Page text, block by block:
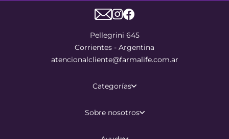
Pellegrini 645
Corrientes - Argentina
atencionalcliente@farmalife.com.ar
Categorías
Sobre nosotros